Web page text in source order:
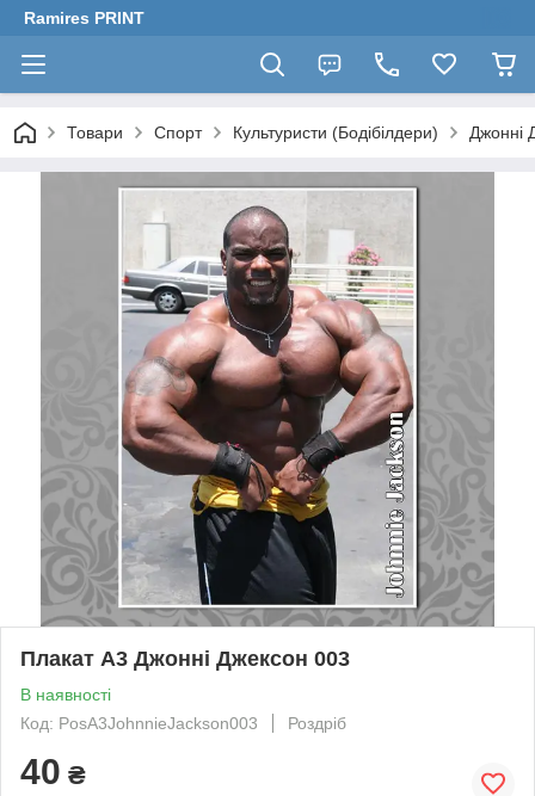
Ramires PRINT
Товари Спорт Культуристи (Бодібілдери) Джонні
Плакат А3 Джонні Джексон 003
В наявності
Код: PosA3JohnnieJackson003
Роздріб
40 ₴